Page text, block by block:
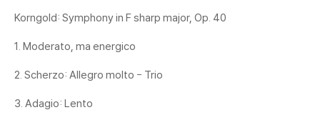
Korngold: Symphony in F sharp major, Op. 40
1. Moderato, ma energico
2. Scherzo: Allegro molto - Trio
3. Adagio: Lento